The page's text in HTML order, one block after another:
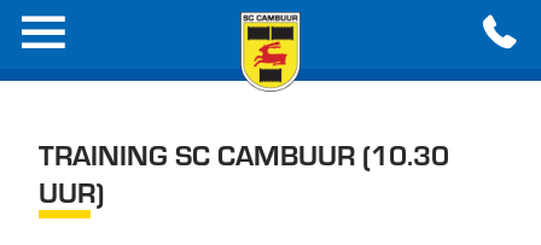
TRAINING SC CAMBUUR (10.30
UUR)